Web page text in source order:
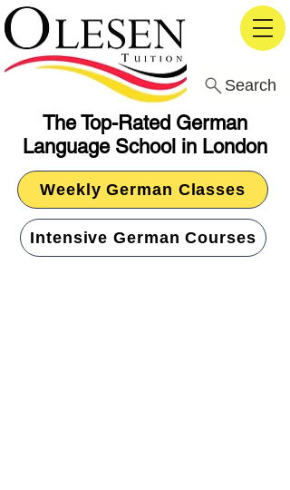
The Top-Rated German
Language School in London
Search
Weekly German Classes
Intensive German Courses